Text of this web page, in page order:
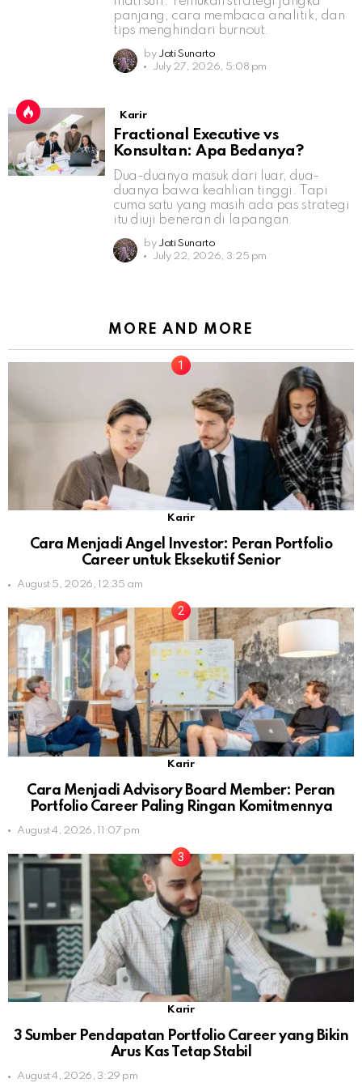
panjang, cara membaca analitik, dan
tips menghindari burnout.
by Jati Sunarto
July 27, 2026, 5:08 pm
Karir
Fractional Executive vs
Konsultan: Apa Bedanya?
Dua-duanya masuk dari luar, dua-
duanya bawa keahlian tinggi. Tapi
cuma satu yang masih ada pas strategi
itu diuji beneran di lapangan.
by Jati Sunarto
July 22, 2026, 3:25 pm
MORE AND MORE
Karir
Cara Menjadi Angel Investor: Peran Portfolio
Career untuk Eksekutif Senior
August 5, 2026, 12:35 am
Karir
Cara Menjadi Advisory Board Member: Peran
Portfolio Career Paling Ringan Komitmennya
August 4, 2026, 11:07 pm
Karir
3 Sumber Pendapatan Portfolio Career yang Bikin
Arus Kas Tetap Stabil
August 4, 2026, 3:29 pm